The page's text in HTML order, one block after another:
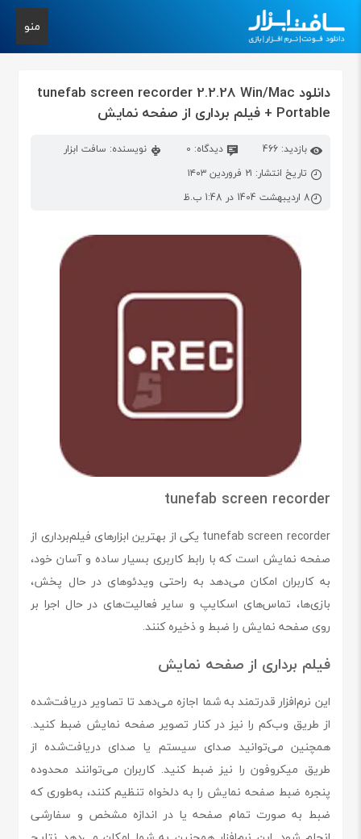
منو
دانلود tunefab screen recorder 2.2.28 Win/Mac
+ Portable فیلم برداری از صفحه نمایش
بازدید: 466 دیدگاه: 0
نویسنده: سافت ابزار
تاریخ انتشار: ۲۱ فروردین ۱۴۰۳
8 اردیبهشت 1404 در 1:48 ب.ظ
tunefab screen recorder
tunefab screen recorder یکی از بهترین ابزارهای فیلم‌برداری از
صفحه نمایش است که با رابط کاربری بسیار ساده و آسان خود،
به کاربران امکان می‌دهد به راحتی ویدئوهای در حال پخش،
بازی‌ها، تماس‌های اسکایپ و سایر فعالیت‌های در حال اجرا بر
روی صفحه نمایش را ضبط و ذخیره کنند.
فیلم برداری از صفحه نمایش
این نرم‌افزار قدرتمند به شما اجازه می‌دهد تا تصاویر دریافت‌شده
از طریق وب‌کم را نیز در کنار تصویر صفحه نمایش ضبط کنید.
همچنین می‌توانید صدای سیستم یا صدای دریافت‌شده از
طریق میکروفون را نیز ضبط کنید. کاربران می‌توانند محدوده
پنجره ضبط صفحه نمایش را به دلخواه تنظیم کنند، به‌طوری که
ضبط به صورت تمام صفحه یا در اندازه مشخص و سفارشی